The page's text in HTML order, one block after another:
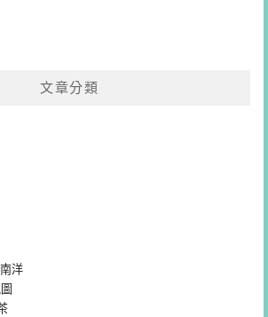
文章分類
洋